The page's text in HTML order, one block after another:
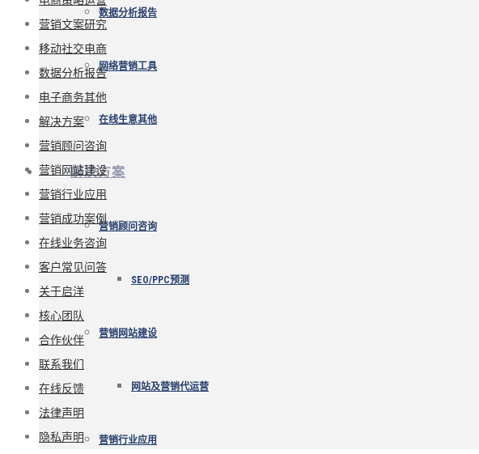
数据分析报告
网络营销工具
在线生意其他
解决方案
营销顾问咨询
SEO/PPC预测
营销网站建设
网站及营销代运营
营销行业应用
营销文案研究
移动社交电商
数据分析报告
电子商务其他
解决方案
营销顾问咨询
营销网站建设
营销行业应用
营销成功案例
在线业务咨询
客户常见问答
关于启洋
核心团队
合作伙伴
联系我们
在线反馈
法律声明
隐私声明